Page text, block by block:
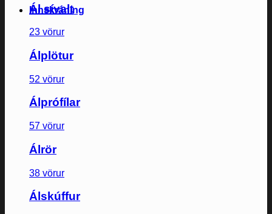
Innskráning
Ál sívalt
23 vörur
Álplötur
52 vörur
Álprófílar
57 vörur
Álrör
38 vörur
Álskúffur